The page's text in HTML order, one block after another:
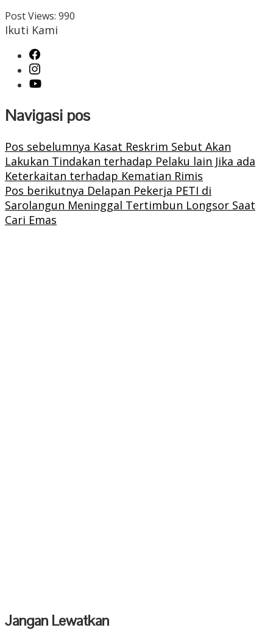
Post Views: 990
Ikuti Kami
Navigasi pos
Pos sebelumnya Kasat Reskrim Sebut Akan
Lakukan Tindakan terhadap Pelaku lain Jika ada
Keterkaitan terhadap Kematian Rimis
Pos berikutnya Delapan Pekerja PETI di
Sarolangun Meninggal Tertimbun Longsor Saat
Cari Emas
Jangan Lewatkan